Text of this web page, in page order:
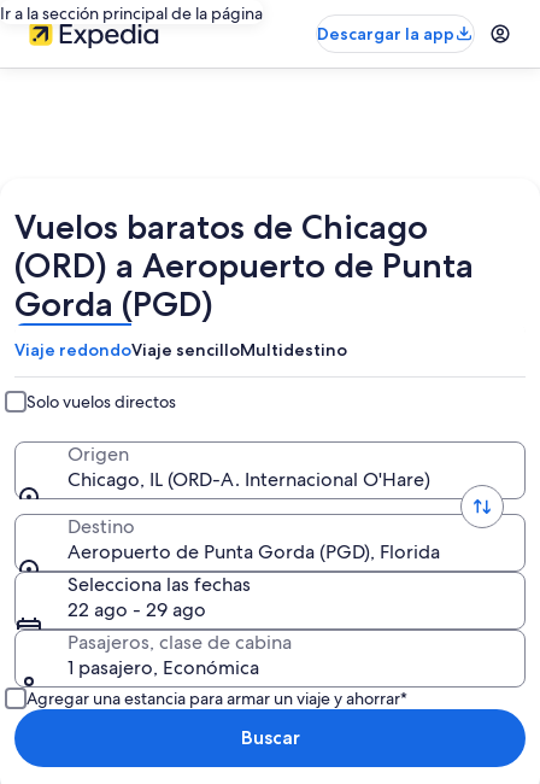
Ir a la sección principal de la página
Descargar la app
Vuelos baratos de Chicago
(ORD) a Aeropuerto de Punta
Gorda (PGD)
Viaje redondoViaje sencilloMultidestino
Solo vuelos directos
Origen
Chicago, IL (ORD-A. Internacional O'Hare)
Destino
Aeropuerto de Punta Gorda (PGD), Florida
Selecciona las fechas
22 ago - 29 ago
Pasajeros, clase de cabina
1 pasajero, Económica
Agregar una estancia para armar un viaje y ahorrar*
Buscar